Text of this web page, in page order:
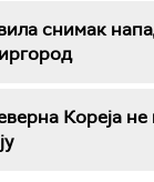
снимак
Кореја